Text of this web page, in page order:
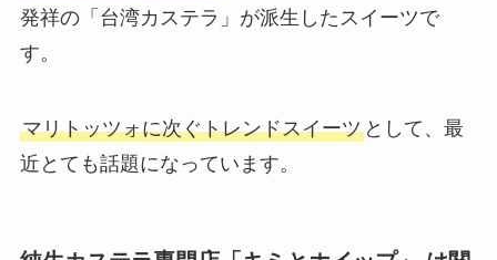
発祥の「台湾カステラ」が派生したスイーツで
す。
マリトッツォに次ぐトレンドスイーツとして、最
近とても話題になっています。